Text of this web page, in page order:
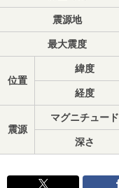
震源地
最大震度
位置
緯度
経度
震源
マグニチュード
深さ